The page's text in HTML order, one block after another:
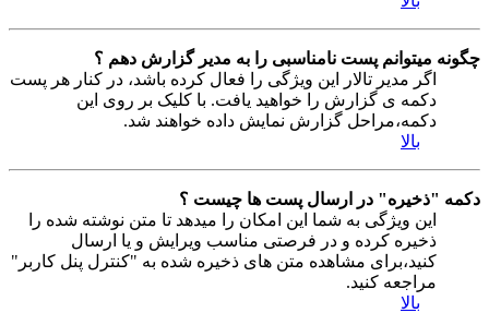
چگونه میتوانم پست نامناسبی را به مدیر گزارش دهم ؟
اگر مدیر تالار این ویژگی را فعال کرده باشد، در کنار هر پست
دکمه ی گزارش را خواهید یافت. با کلیک بر روی این
دکمه،مراحل گزارش نمایش داده خواهند شد.
بالا
دکمه "ذخیره" در ارسال پست ها چیست ؟
این ویژگی به شما این امکان را میدهد تا متن نوشته شده را
ذخیره کرده و در فرصتی مناسب ویرایش و یا ارسال
کنید،برای مشاهده متن های ذخیره شده به "کنترل پنل کاربر"
مراجعه کنید.
بالا